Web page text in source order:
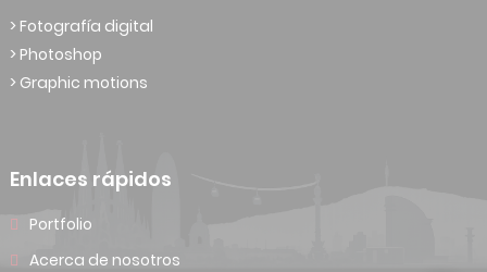
> Fotografía digital
> Photoshop
> Graphic motions
Enlaces rápidos
Portfolio
Acerca de nosotros